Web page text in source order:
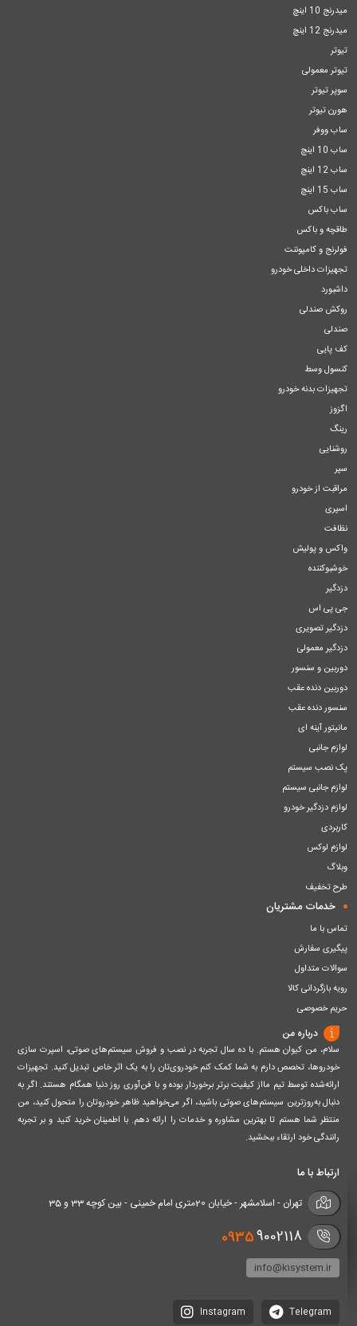
میدرنج 10 اینچ
میدرنج 12 اینچ
تیوتر
تیوتر معمولی
سوپر تیوتر
هورن تیوتر
ساب ووفر
ساب 10 اینچ
ساب 12 اینچ
ساب 15 اینچ
ساب باکس
طاقچه و باکس
فولرنج و کامپوننت
تجهیزات داخلی خودرو
داشبورد
روکش صندلی
صندلی
کف پایی
کنسول وسط
تجهیزات بدنه خودرو
اگزوز
رینگ
روشنایی
سپر
مراقبت از خودرو
اسپری
نظافت
واکس و پولیش
خوشبوکننده
دزدگیر
جی پی اس
دزدگیر تصویری
دزدگیر معمولی
دوربین و سنسور
دوربین دنده عقب
سنسور دنده عقب
مانیتور آینه ای
لوازم جانبی
پک نصب سیستم
لوازم جانبی سیستم
لوازم دزدگیر خودرو
کاربردی
لوازم لوکس
وبلاگ
طرح تخفیف
خدمات مشتریان
تماس با ما
پیگیری سفارش
سوالات متداول
رویه بازگردانی کالا
حریم خصوصی
درباره من
سلام، من کیوان هستم. با ده سال تجربه در نصب و فروش سیستم‌های صوتی، اسپرت سازی
خودروها، تخصص دارم به شما کمک کنم خودروی‌تان را به یک اثر خاص تبدیل کنید. تجهیزات
ارائه‌شده توسط تیم مااز کیفیت برتر برخوردار بوده و با فن‌آوری روز دنیا همگام هستند. اگر به
دنبال به‌روزترین سیستم‌های صوتی باشید، اگر می‌خواهید ظاهر خودروتان را متحول کنید، من
منتظر شما هستم تا بهترین مشاوره و خدمات را ارائه دهم. با اطمینان خرید کنید و بر تجربه
رانندگی خود ارتقاء ببخشید.
ارتباط با ما
تهران - اسلامشهر - خیابان 20متری امام خمینی - بین کوچه 33 و 35
09359002118
info@k1system.ir
Telegram
Instagram